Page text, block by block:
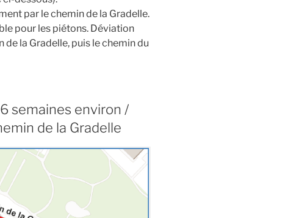
par le chemin de la Gradelle.
pour les piétons. Déviation
de la Gradelle, puis le chemin du
semaines environ /
de la Gradelle